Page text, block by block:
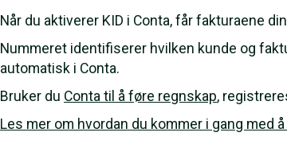
Når du aktiverer KID i Conta, får fakturaene
Nummeret identifiserer hvilken kunde og
automatisk i Conta.
Bruker du Conta til å føre regnskap,
Les mer om hvordan du kommer i gang med